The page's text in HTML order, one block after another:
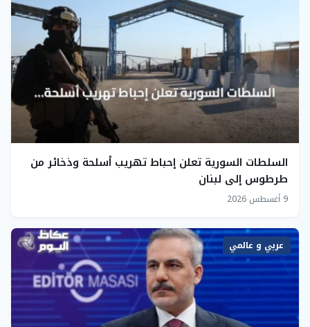
السلطات السورية تعلن إحباط تهريب أسلحة وذخائر من
طرطوس إلى لبنان
9 أغسطس 2026
عربي و عالمي